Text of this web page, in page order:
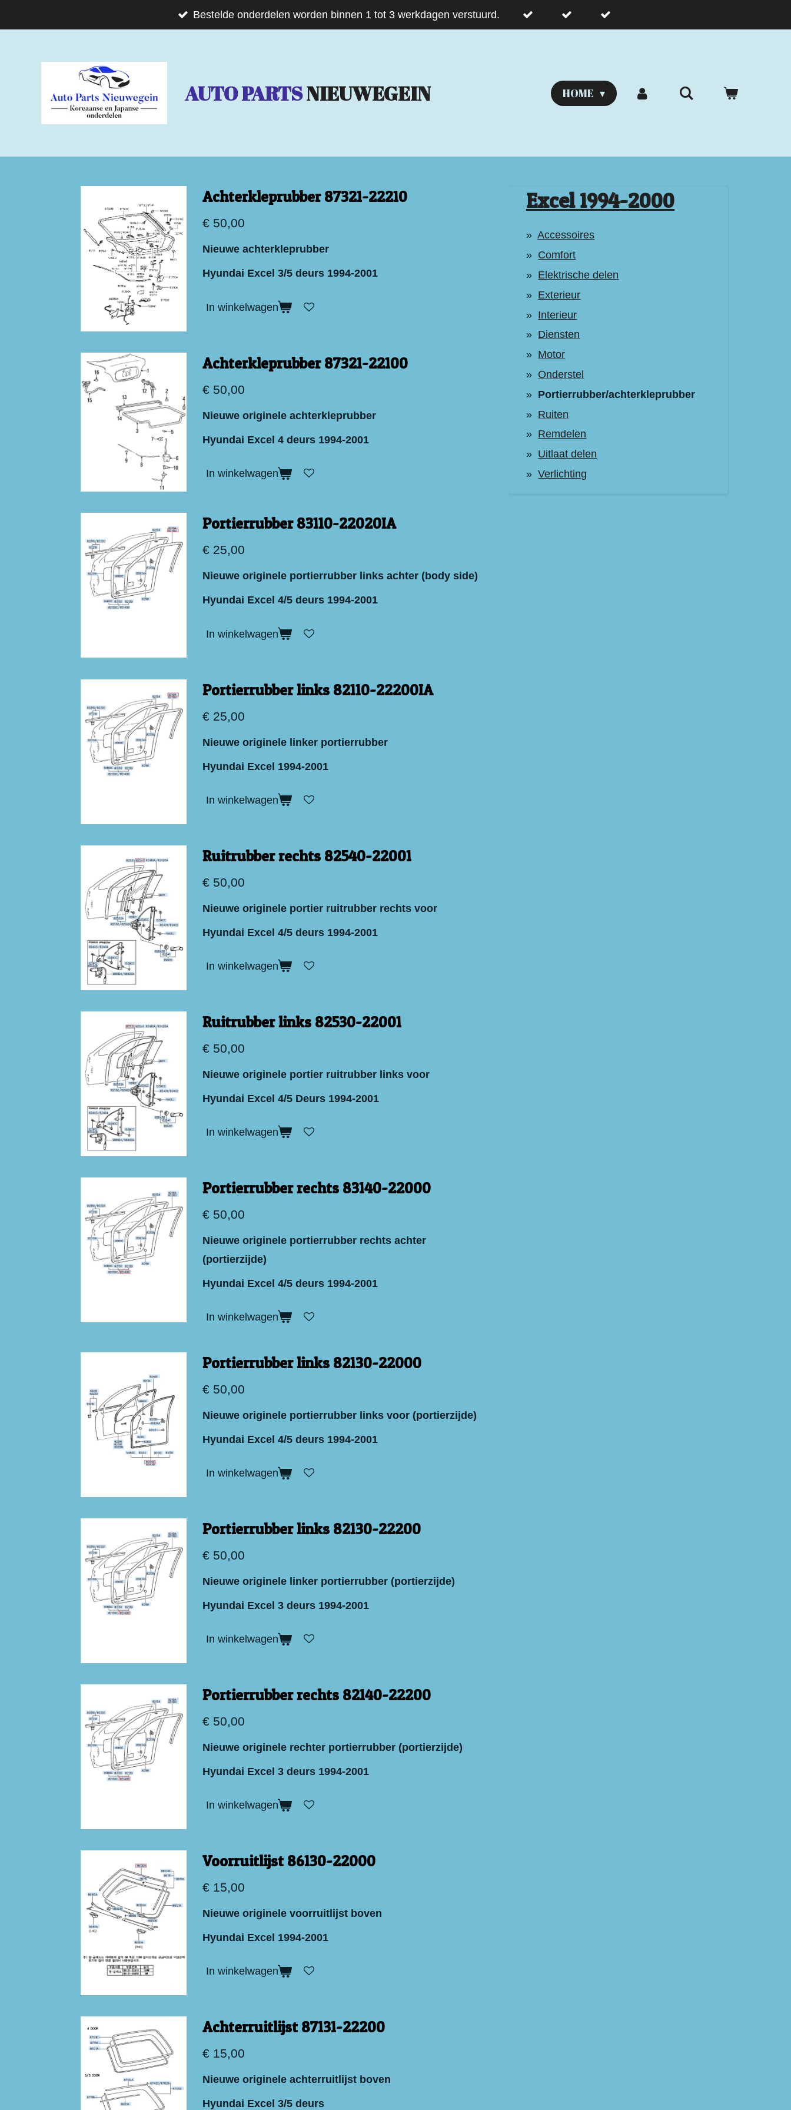
Bestelde onderdelen worden binnen 1 tot 3 werkdagen verstuurd.
AUTO PARTSNIEUWEGEIN HOME
Achterkleprubber 87321-22210
€ 50,00
Nieuwe achterkleprubber
Hyundai Excel 3/5 deurs 1994-2001
In winkelwagen
Achterkleprubber 87321-22100
€ 50,00
Nieuwe originele achterkleprubber
Hyundai Excel 4 deurs 1994-2001
In winkelwagen
Portierrubber 83110-22020IA
€ 25,00
Nieuwe originele portierrubber links achter (body side)
Hyundai Excel 4/5 deurs 1994-2001
In winkelwagen
Portierrubber links 82110-22200IA
€ 25,00
Nieuwe originele linker portierrubber
Hyundai Excel 1994-2001
In winkelwagen
Ruitrubber rechts 82540-22001
€ 50,00
Nieuwe originele portier ruitrubber rechts voor
Hyundai Excel 4/5 deurs 1994-2001
In winkelwagen
Ruitrubber links 82530-22001
€ 50,00
Nieuwe originele portier ruitrubber links voor
Hyundai Excel 4/5 Deurs 1994-2001
In winkelwagen
Portierrubber rechts 83140-22000
€ 50,00
Nieuwe originele portierrubber rechts achter
(portierzijde)
Hyundai Excel 4/5 deurs 1994-2001
In winkelwagen
Portierrubber links 82130-22000
€ 50,00
Nieuwe originele portierrubber links voor (portierzijde)
Hyundai Excel 4/5 deurs 1994-2001
In winkelwagen
Portierrubber links 82130-22200
€ 50,00
Nieuwe originele linker portierrubber (portierzijde)
Hyundai Excel 3 deurs 1994-2001
In winkelwagen
Portierrubber rechts 82140-22200
€ 50,00
Nieuwe originele rechter portierrubber (portierzijde)
Hyundai Excel 3 deurs 1994-2001
In winkelwagen
Voorruitlijst 86130-22000
€ 15,00
Nieuwe originele voorruitlijst boven
Hyundai Excel 1994-2001
In winkelwagen
Achterruitlijst 87131-22200
€ 15,00
Nieuwe originele achterruitlijst boven
Hyundai Excel 3/5 deurs
Excel 1994-2000
Accessoires
Comfort
Elektrische delen
Exterieur
Interieur
Diensten
Motor
Onderstel
Portierrubber/achterkleprubber
Ruiten
Remdelen
Uitlaat delen
Verlichting